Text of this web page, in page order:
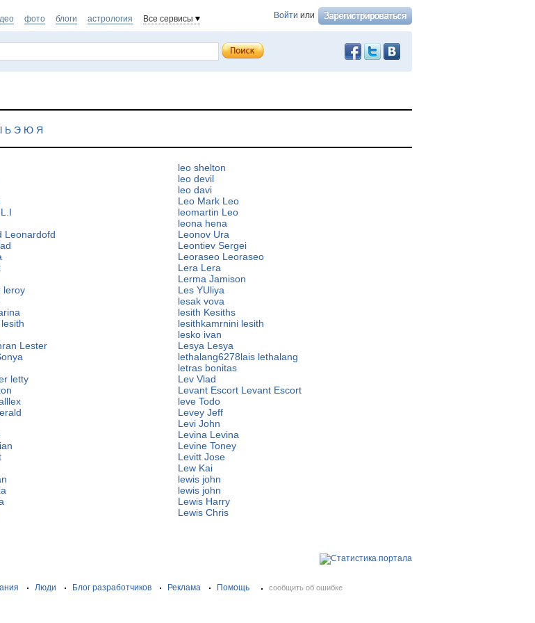
Войти или
фото блоги астрология Все сервисы
Ь Э Ю Я
leo shelton
leo devil
leo davi
Leo Mark Leo
leomartin Leo
leona hena
Leonardofd
Leonov Ura
Leontiev Sergei
Leoraseo Leoraseo
Lera Lera
Lerma Jamison
leroy
Les YUliya
lesak vova
lesith Kesiths
lesithkamrnini lesith
lesko ivan
Lester
Lesya Lesya
lethalang6278lais lethalang
letras bonitas
letty
Lev Vlad
Levant Escort Levant Escort
leve Todo
Levey Jeff
Levi John
Levina Levina
Levine Toney
Levitt Jose
Lew Kai
lewis john
lewis john
Lewis Harry
Lewis Chris
Люди Блог разработчиков Реклама Помощь сообщить об ошибке